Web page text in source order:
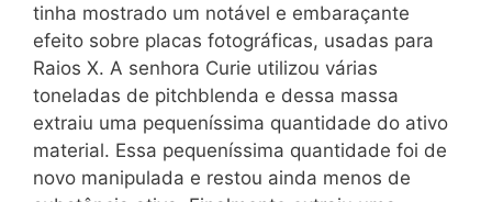
tinha mostrado um notável e embaraçante
efeito sobre placas fotográficas, usadas para
Raios X. A senhora Curie utilizou várias
toneladas de pitchblenda e dessa massa
extraiu uma pequeníssima quantidade do ativo
material. Essa pequeníssima quantidade foi de
novo manipulada e restou ainda menos de